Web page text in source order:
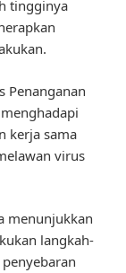
tingginya
Penanganan
kerja sama
virus
menunjukkan
langkah-